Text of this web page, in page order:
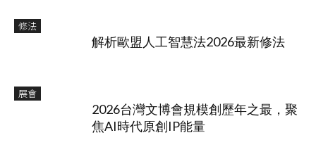
修法
解析歐盟人工智慧法2026最新修法
展會
2026台灣文博會規模創歷年之最，聚
焦AI時代原創IP能量